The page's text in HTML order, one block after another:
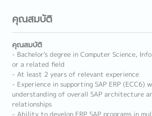
คุณสมบัติ
คุณสมบัติ
- Bachelor's degree in Computer Science,
or a related field
- At least 2 years of relevant experience
- Experience in supporting SAP ERP (ECC6)
understanding of overall SAP architecture
relationships
- Ability to develop ERP SAP programs in